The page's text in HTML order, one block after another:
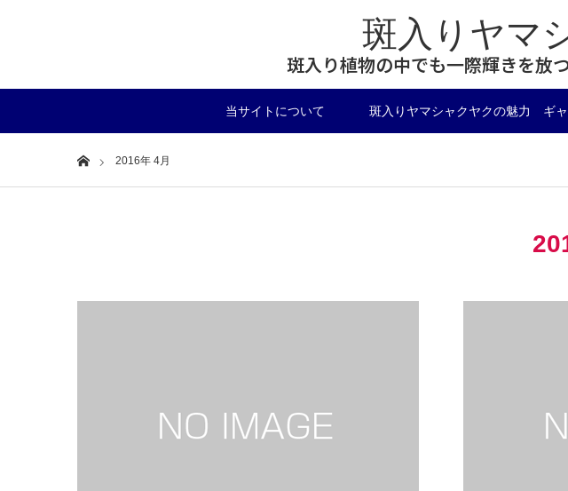
斑入りヤマ
斑入り植物の中でも一際輝きを放
当サイトについて 斑入りヤマシャクヤクの魅力 ギ
Home2016年 4月